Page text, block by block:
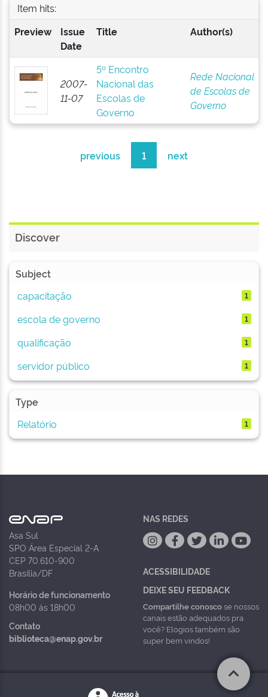
Item hits:
Preview
Issue
Date
Title Author(s)
2007-
11-07
5º Encontro
Nacional das
Escolas de
Governo
Rede Nacional
de Escolas de
Governo
previous 1 next
Discover
Subject
capacitação
1
escola de governo 1
qualificação 1
servidor público 1
Type
Relatório
1
Asa Sul
SPO Área Especial 2-A
CEP 70.610-900
Brasília/DF
Horário de funcionamento
08h00 às 18h00
Contato
biblioteca@enap.gov.br
NAS REDES
ACESSIBILIDADE
DEIXE SEU FEEDBACK
Compartilhe conoscose nossos
canais estão adequados pra
você? Elogios também são
super bem vindos!